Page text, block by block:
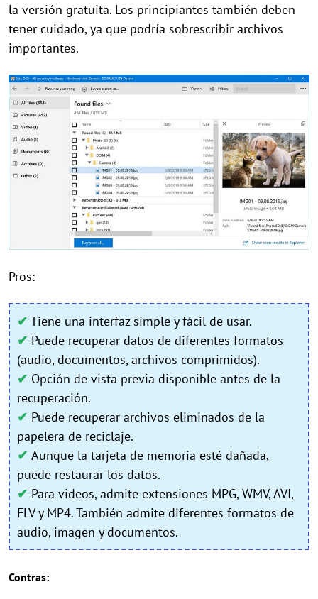
la versión gratuita. Los principiantes también deben
tener cuidado, ya que podría sobrescribir archivos
importantes.
Pros:
✔ Tiene una interfaz simple y fácil de usar.
✔ Puede recuperar datos de diferentes formatos
(audio, documentos, archivos comprimidos).
✔ Opción de vista previa disponible antes de la
recuperación.
✔ Puede recuperar archivos eliminados de la
papelera de reciclaje.
✔ Aunque la tarjeta de memoria esté dañada,
puede restaurar los datos.
✔ Para videos, admite extensiones MPG, WMV, AVI,
FLV y MP4. También admite diferentes formatos de
audio, imagen y documentos.
Contras: